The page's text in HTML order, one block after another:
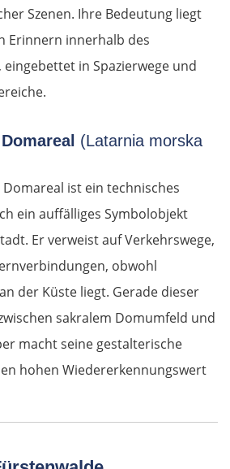
Szenen. Ihre Bedeutung liegt
Erinnern innerhalb des
in Spazierwege und
(Latarnia morska
ist ein technisches
ein auffälliges Symbolobjekt
Er verweist auf Verkehrswege,
obwohl
der Küste liegt. Gerade dieser
sakralem Domumfeld und
macht seine gestalterische
hohen Wiedererkennungswert